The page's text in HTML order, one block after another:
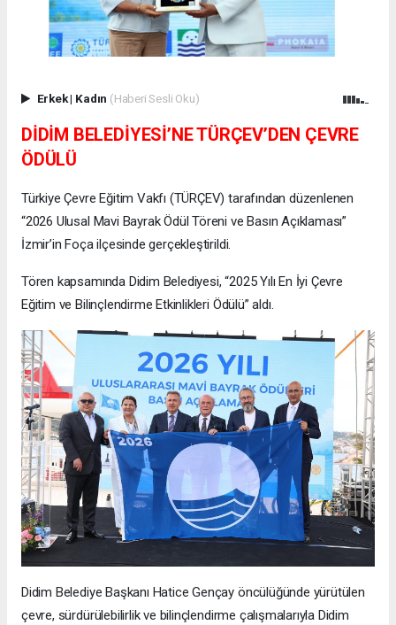
Erkek| Kadın (Haberi Sesli Oku)
DİDİM BELEDİYESİ’NE TÜRÇEV’DEN ÇEVRE
ÖDÜLÜ
Türkiye Çevre Eğitim Vakfı (TÜRÇEV) tarafından düzenlenen
“2026 Ulusal Mavi Bayrak Ödül Töreni ve Basın Açıklaması”
İzmir’in Foça ilçesinde gerçekleştirildi.
Tören kapsamında Didim Belediyesi, “2025 Yılı En İyi Çevre
Eğitim ve Bilinçlendirme Etkinlikleri Ödülü” aldı.
Didim Belediye Başkanı Hatice Gençay öncülüğünde yürütülen
çevre, sürdürülebilirlik ve bilinçlendirme çalışmalarıyla Didim